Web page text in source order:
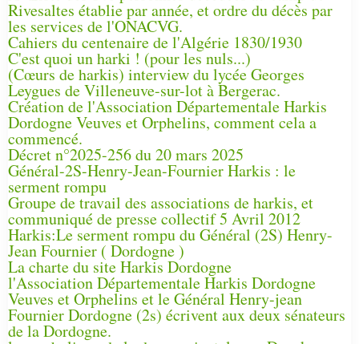
Rivesaltes établie par année, et ordre du décès par
les services de l'ONACVG.
Cahiers du centenaire de l'Algérie 1830/1930
C'est quoi un harki ! (pour les nuls...)
(Cœurs de harkis) interview du lycée Georges
Leygues de Villeneuve-sur-lot à Bergerac.
Création de l'Association Départementale Harkis
Dordogne Veuves et Orphelins, comment cela a
commencé.
Décret n°2025-256 du 20 mars 2025
Général-2S-Henry-Jean-Fournier Harkis : le
serment rompu
Groupe de travail des associations de harkis, et
communiqué de presse collectif 5 Avril 2012
Harkis:Le serment rompu du Général (2S) Henry-
Jean Fournier ( Dordogne )
La charte du site Harkis Dordogne
l'Association Départementale Harkis Dordogne
Veuves et Orphelins et le Général Henry-jean
Fournier Dordogne (2s) écrivent aux deux sénateurs
de la Dordogne.